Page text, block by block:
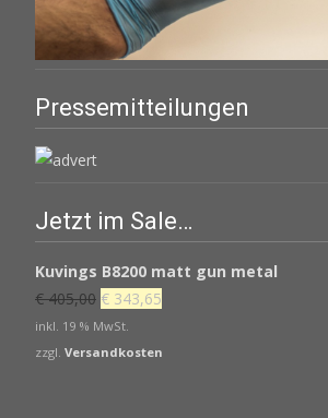
Pressemitteilungen
Jetzt im Sale…
Kuvings B8200 matt gun metal
€405,00 Ursprünglicher
Preis
war:
€ 343,65
ist:
inkl. 19 % MwSt.
zzgl. Versandkosten